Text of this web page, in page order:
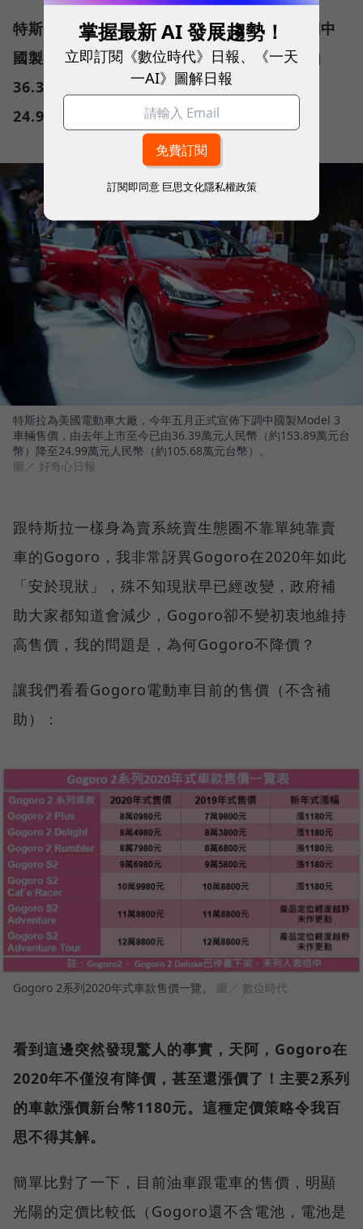
特斯拉今年又降價了，今年五月正式宣佈下調中
國製Model 3車輛售價，由去年上市至今已由
36.39萬元人民幣（約153.89萬元台幣）降至
24.99萬元人民幣（約105.68萬元台幣）。
特斯拉為美國電動車大廠，今年五月正式宣佈下調中國製Model 3
車輛售價，由去年上市至今已由36.39萬元人民幣（約153.89萬元台
幣）降至24.99萬元人民幣（約105.68萬元台幣）。
圖／ 好奇心日報
跟特斯拉一樣身為賣系統賣生態圈不靠單純靠賣
車的Gogoro，我非常訝異Gogoro在2020年如此
「安於現狀」，殊不知現狀早已經改變，政府補
助大家都知道會減少，Gogoro卻不變初衷地維持
高售價，我的問題是，為何Gogoro不降價？
讓我們看看Gogoro電動車目前的售價（不含補
助）：
Gogoro 2系列2020年式車款售價一覽。 圖／ 數位時代
看到這邊突然發現驚人的事實，天阿，Gogoro在
2020年不僅沒有降價，甚至還漲價了！主要2系列
的車款漲價新台幣1180元。這種定價策略令我百
思不得其解。
簡單比對了一下，目前油車跟電車的售價，明顯
光陽的定價比較低（Gogoro還不含電池，電池是
掌握最新 AI 發展趨勢！
立即訂閱《數位時代》日報、《一天
一AI》圖解日報
訂閱即同意 巨思文化隱私權政策